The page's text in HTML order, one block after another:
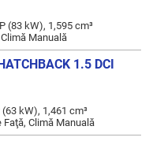
(83 kW), 1,595 cm³
Manuală
1.5 DCI
kW), 1,461 cm³
Climă Manuală